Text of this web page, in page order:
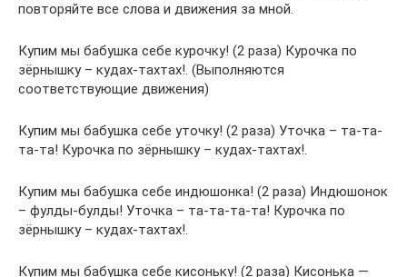
повторяйте все слова и движения за мной.
Купим мы бабушка себе курочку! (2 раза) Курочка по
зёрнышку – кудах-тахтах!. (Выполняются
соответствующие движения)
Купим мы бабушка себе уточку! (2 раза) Уточка – та-та-
та-та! Курочка по зёрнышку – кудах-тахтах!.
Купим мы бабушка себе индюшонка! (2 раза) Индюшонок
– фулды-булды! Уточка – та-та-та-та! Курочка по
зёрнышку – кудах-тахтах!.
Купим мы бабушка себе кисоньку! (2 раза) Кисонька —